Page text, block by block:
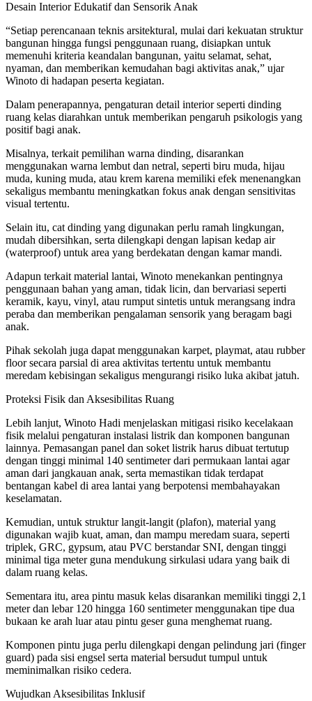
Desain Interior Edukatif dan Sensorik Anak
“Setiap perencanaan teknis arsitektural, mulai dari kekuatan struktur
bangunan hingga fungsi penggunaan ruang, disiapkan untuk
memenuhi kriteria keandalan bangunan, yaitu selamat, sehat,
nyaman, dan memberikan kemudahan bagi aktivitas anak,” ujar
Winoto di hadapan peserta kegiatan.
Dalam penerapannya, pengaturan detail interior seperti dinding
ruang kelas diarahkan untuk memberikan pengaruh psikologis yang
positif bagi anak.
Misalnya, terkait pemilihan warna dinding, disarankan
menggunakan warna lembut dan netral, seperti biru muda, hijau
muda, kuning muda, atau krem karena memiliki efek menenangkan
sekaligus membantu meningkatkan fokus anak dengan sensitivitas
visual tertentu.
Selain itu, cat dinding yang digunakan perlu ramah lingkungan,
mudah dibersihkan, serta dilengkapi dengan lapisan kedap air
(waterproof) untuk area yang berdekatan dengan kamar mandi.
Adapun terkait material lantai, Winoto menekankan pentingnya
penggunaan bahan yang aman, tidak licin, dan bervariasi seperti
keramik, kayu, vinyl, atau rumput sintetis untuk merangsang indra
peraba dan memberikan pengalaman sensorik yang beragam bagi
anak.
Pihak sekolah juga dapat menggunakan karpet, playmat, atau rubber
floor secara parsial di area aktivitas tertentu untuk membantu
meredam kebisingan sekaligus mengurangi risiko luka akibat jatuh.
Proteksi Fisik dan Aksesibilitas Ruang
Lebih lanjut, Winoto Hadi menjelaskan mitigasi risiko kecelakaan
fisik melalui pengaturan instalasi listrik dan komponen bangunan
lainnya. Pemasangan panel dan soket listrik harus dibuat tertutup
dengan tinggi minimal 140 sentimeter dari permukaan lantai agar
aman dari jangkauan anak, serta memastikan tidak terdapat
bentangan kabel di area lantai yang berpotensi membahayakan
keselamatan.
Kemudian, untuk struktur langit-langit (plafon), material yang
digunakan wajib kuat, aman, dan mampu meredam suara, seperti
triplek, GRC, gypsum, atau PVC berstandar SNI, dengan tinggi
minimal tiga meter guna mendukung sirkulasi udara yang baik di
dalam ruang kelas.
Sementara itu, area pintu masuk kelas disarankan memiliki tinggi 2,1
meter dan lebar 120 hingga 160 sentimeter menggunakan tipe dua
bukaan ke arah luar atau pintu geser guna menghemat ruang.
Komponen pintu juga perlu dilengkapi dengan pelindung jari (finger
guard) pada sisi engsel serta material bersudut tumpul untuk
meminimalkan risiko cedera.
Wujudkan Aksesibilitas Inklusif